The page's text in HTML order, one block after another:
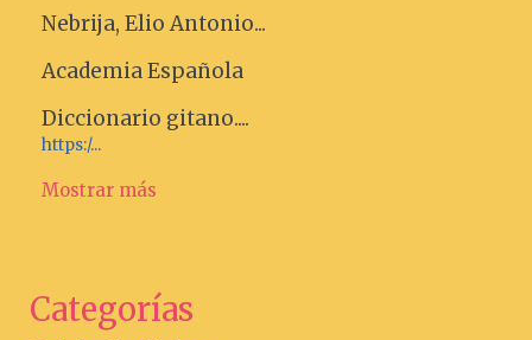
Nebrija, Elio Antonio...
Academia Española
Diccionario gitano....
https:/...
Mostrar más
Categorías